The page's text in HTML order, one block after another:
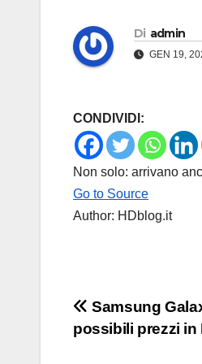
Di admin
GEN 19,
CONDIVIDI:
Non solo: arrivano
Go to Source
Author: HDblog.it
articoli
Samsung
possibili prezzi in